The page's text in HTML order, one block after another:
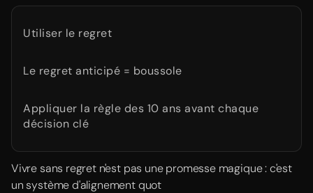
Utiliser le regret
Le regret anticipé = boussole
Appliquer la règle des 10 ans avant chaque
décision clé
Vivre sans regret n'est pas une promesse magique : c'est
un système d'alignement quot